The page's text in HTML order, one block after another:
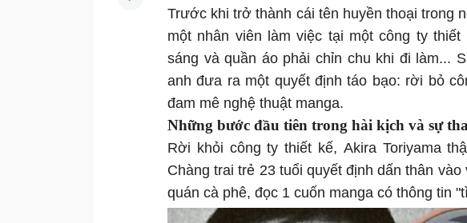
Trước khi trở thành cái tên huyền thoại trong
một nhân viên làm việc tại một công ty
sáng và quần áo phải chỉn chu khi đi làm...
anh đưa ra một quyết định táo bạo: rời bỏ
đam mê nghệ thuật manga.
Những bước đầu tiên trong hài kịch và sự
Rời khỏi công ty thiết kế, Akira Toriyama
Chàng trai trẻ 23 tuổi quyết định dấn thân
quán cà phê, đọc 1 cuốn manga có thông tin